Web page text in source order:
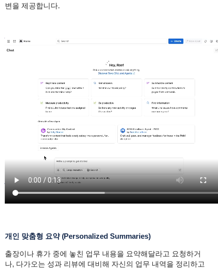
변을 제공합니다.
개인 맞춤형 요약 (Personalized Summaries)
출장이나 휴가 중에 놓친 업무 내용을 요약해달라고 요청하거
나, 다가오는 성과 리뷰에 대비해 자신의 업무 내역을 정리하고